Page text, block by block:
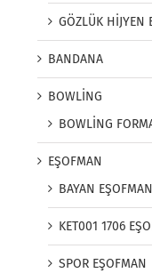
GÖZLÜK HİJYEN
BANDANA
BOWLİNG
BOWLİNG
EŞOFMAN
BAYAN EŞOFMAN
KET001 1706
SPOR EŞOFMAN